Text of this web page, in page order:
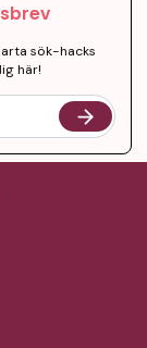
sök-hacks
här!